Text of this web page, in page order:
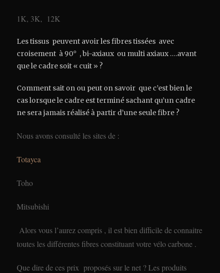
1K, 3K, 12K
Les tissus peuvent avoir les fibres tissées avec
croisement à 90° , bi-axiaux ou multi axiaux ….avant
que le cadre soit « cuit » ?
Comment sait on ou peut on savoir que c’est bien le
cas lorsque le cadre est terminé sachant qu’un cadre
ne sera jamais réalisé à partir d’une seule fibre ?
Nous avons consulté les sites de :
Totayca
Toho
Mitsubishi
Alors vous l’aurez compris , il est bien difficile de connaitre
toutes les différentes fibres constituant votre vélo carbone .
Que dire de ces prix proposés sur le net ? Les produits